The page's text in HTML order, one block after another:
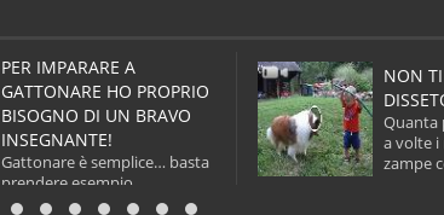
PER IMPARARE A
GATTONARE HO PROPRIO
BISOGNO DI UN BRAVO
INSEGNANTE!
Gattonare è semplice… basta
prendere esempio
dall'insegnante più originale e...
NON TI
Quanta
a volte
zampe